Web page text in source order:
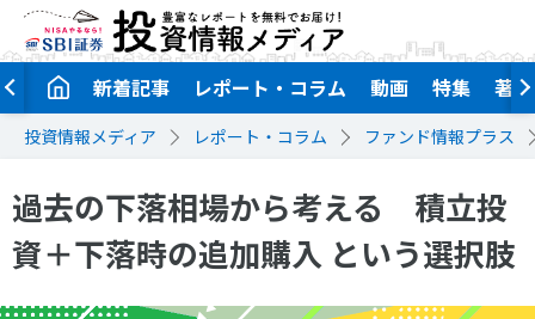
新着記事 レポート・コラム 動画 特集 著者
投資情報メディア レポート・コラム ファンド情報プラス
過去の下落相場から考える 積立投
資＋下落時の追加購入 という選択肢